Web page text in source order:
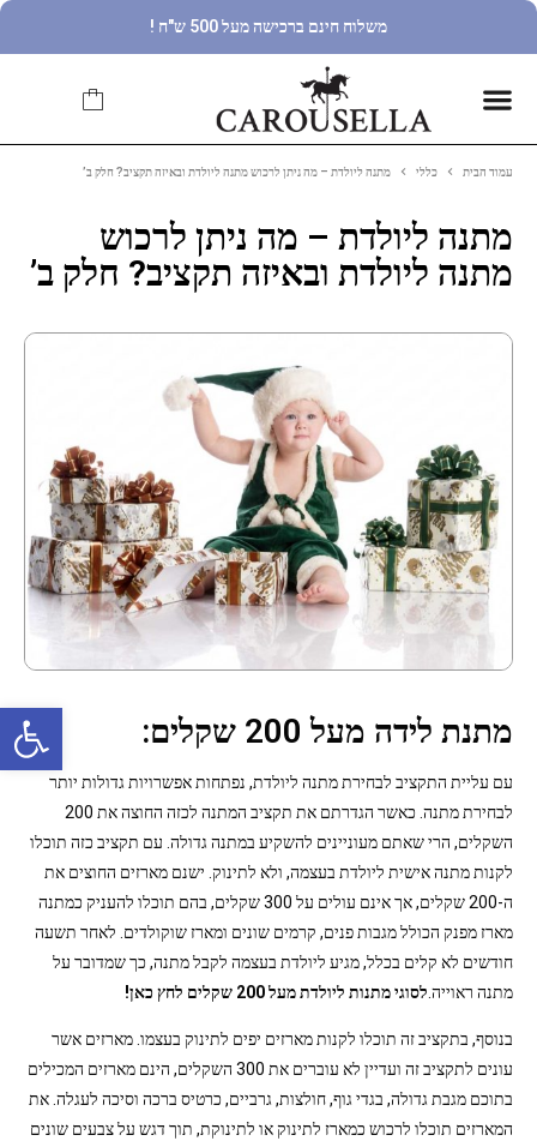
פתח סרגל נגישות
משלוח חינם ברכישה מעל 500 ש"ח !
עמוד הבית כללי מתנה ליולדת – מה ניתן לרכוש מתנה ליולדת ובאיזה תקציב? חלק ב’
מתנה ליולדת – מה ניתן לרכוש
מתנה ליולדת ובאיזה תקציב? חלק ב’
מתנת לידה מעל 200 שקלים:
עם עליית התקציב לבחירת מתנה ליולדת, נפתחות אפשרויות גדולות יותר
לבחירת מתנה. כאשר הגדרתם את תקציב המתנה לכזה החוצה את 200
השקלים, הרי שאתם מעוניינים להשקיע במתנה גדולה. עם תקציב כזה תוכלו
לקנות מתנה אישית ליולדת בעצמה, ולא לתינוק. ישנם מארזים החוצים את
ה-200 שקלים, אך אינם עולים על 300 שקלים, בהם תוכלו להעניק כמתנה
מארז מפנק הכולל מגבות פנים, קרמים שונים ומארז שוקולדים. לאחר תשעה
חודשים לא קלים בכלל, מגיע ליולדת בעצמה לקבל מתנה, כך שמדובר על
מתנה ראוייה. לסוגי מתנות ליולדת מעל 200 שקלים לחץ כאן!
בנוסף, בתקציב זה תוכלו לקנות מארזים יפים לתינוק בעצמו. מארזים אשר
עונים לתקציב זה ועדיין לא עוברים את 300 השקלים, הינם מארזים המכילים
בתוכם מגבת גדולה, בגדי גוף, חולצות, גרביים, כרטיס ברכה וסיכה לעגלה. את
המארזים תוכלו לרכוש כמארז לתינוק או לתינוקת, תוך דגש על צבעים שונים